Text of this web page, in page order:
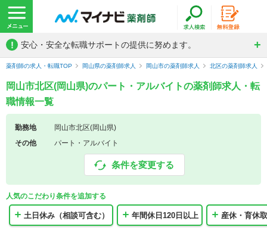
! 安心・安全な転職サポートの提供に努めます。
薬剤師の求人・転職TOP 岡山県の薬剤師求人 岡山市の薬剤師求人 北区の薬剤師求人
岡山市北区(岡山県)のパート・アルバイトの薬剤師求人・転
職情報一覧
勤務地
岡山市北区(岡山県)
その他
パート・アルバイト
条件を変更する
人気のこだわり条件を追加する
土日休み（相談可含む） 年間休日120日以上 産休・育休